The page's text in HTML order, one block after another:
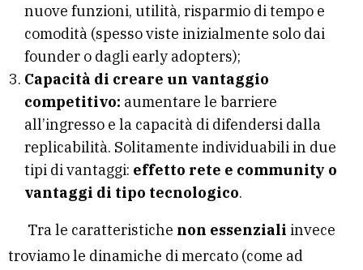
nuove funzioni, utilità, risparmio di tempo e
comodità (spesso viste inizialmente solo dai
founder o dagli early adopters);
Capacità di creare un vantaggio
competitivo: aumentare le barriere
all’ingresso e la capacità di difendersi dalla
replicabilità. Solitamente individuabili in due
tipi di vantaggi: effetto rete e community o
vantaggi di tipo tecnologico.
Tra le caratteristiche non essenziali invece
troviamo le dinamiche di mercato (come ad